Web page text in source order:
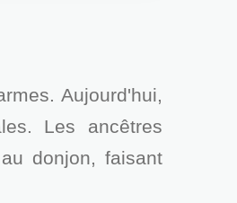
Aujourd'hui,
Les ancêtres
donjon, faisant